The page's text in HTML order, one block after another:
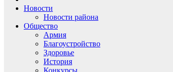
Новости
Новости района
Общество
Армия
Благоустройство
Здоровье
История
Конкурсы